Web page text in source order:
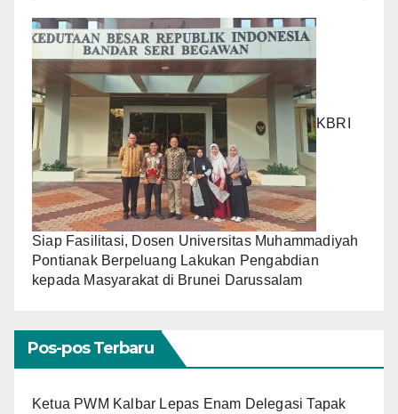
KBRI
Siap Fasilitasi, Dosen Universitas Muhammadiyah
Pontianak Berpeluang Lakukan Pengabdian
kepada Masyarakat di Brunei Darussalam
Pos-pos Terbaru
Ketua PWM Kalbar Lepas Enam Delegasi Tapak